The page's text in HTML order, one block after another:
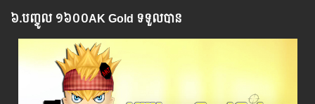
៦.​បញ្ចូល១៦០០AK Gold ទទួលបាន